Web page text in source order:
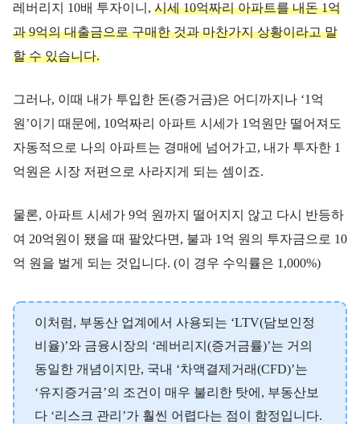
레버리지 10배 투자이니, 시세 10억짜리 아파트를 내돈 1억
과 9억의 대출금으로 구매한 것과 마찬가지 상황이라고 말
할 수 있습니다.
그러나, 이때 내가 투입한 돈(증거금)은 어디까지나 ‘1억
원’이기 때문에, 10억짜리 아파트 시세가 1억원만 떨어져도
자동적으로 나의 아파트는 경매에 넘어가고, 내가 투자한 1
억원은 시장 저편으로 사라지게 되는 셈이죠.
물론, 아파트 시세가 9억 원까지 떨어지지 않고 다시 반등하
여 20억원이 됐을 때 팔았다면, 불과 1억 원의 투자금으로 10
억 원을 벌게 되는 것입니다. (이 경우 수익률은 1,000%)
이처럼, 부동산 업계에서 사용되는 ‘LTV(담보인정
비율)’와 금융시장의 ‘레버리지(증거금률)’는 거의
동일한 개념이지만, 국내 ‘차액결제거래(CFD)’는
‘유지증거금’의 조건이 매우 불리한 탓에, 부동산보
다 ‘리스크 관리’가 훨씬 어렵다는 점이 함정입니다.